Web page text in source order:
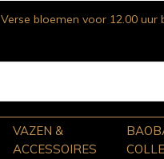
VAZEN &
ACCESSOIRES
Verse bloemen voor 12.00 uur